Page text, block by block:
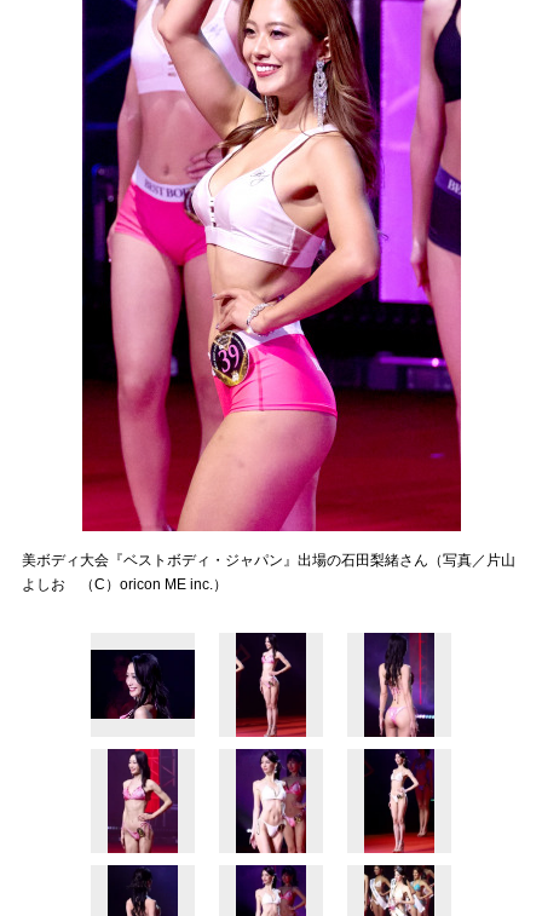
美ボディ大会『ベストボディ・ジャパン』出場の石田梨緒さん（写真／片山
よしお （C）oricon ME inc.）